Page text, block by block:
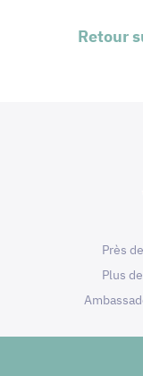
Retour
Près
Plus